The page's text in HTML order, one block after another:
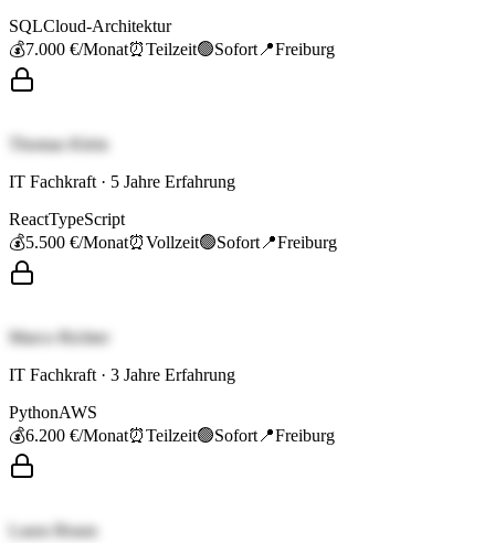
SQLCloud-Architektur
💰7.000 €/Monat⏰Teilzeit🟢Sofort 📍Freiburg
Thomas Klein
IT Fachkraft · 5 Jahre Erfahrung
ReactTypeScript
💰5.500 €/Monat⏰Vollzeit🟢Sofort 📍Freiburg
Marco Richter
IT Fachkraft · 3 Jahre Erfahrung
PythonAWS
💰6.200 €/Monat⏰Teilzeit🟢Sofort 📍Freiburg
Laura Braun